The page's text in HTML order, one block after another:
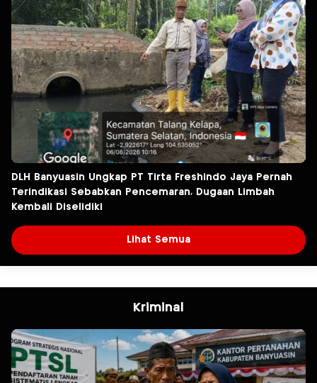
DLH Banyuasin Ungkap PT Tirta Freshindo Jaya Pernah
Terindikasi Sebabkan Pencemaran, Dugaan Limbah
Kembali Diselidiki
Lihat Semua
Kriminal